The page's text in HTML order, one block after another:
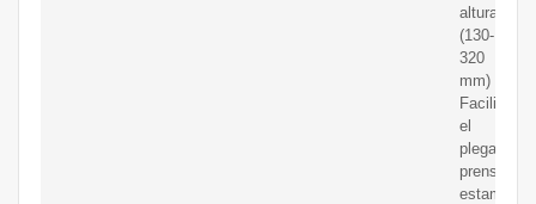
altura
(130-
320
mm)
Facilita
el
plegado,
prensado,
estampado